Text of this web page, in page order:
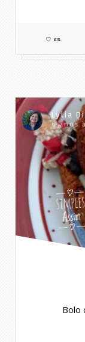
318
Lylia
6 anos
Bolo